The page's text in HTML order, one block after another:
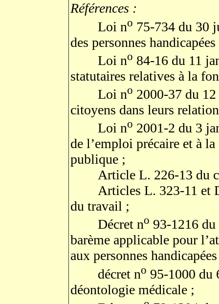
Références :
Loi no 75-734 du 30
des personnes
Loi no 84-16 du 11
statutaires relatives à la
Loi no 2000-37 du
citoyens dans leurs
Loi no 2001-2 du 3
de l’emploi précaire et à
publique ;
Article L. 226-13 du
Articles L. 323-11 et
du travail ;
Décret no 93-1216
barème applicable pour
aux personnes
décret no 95-1000 du
déontologie médicale ;